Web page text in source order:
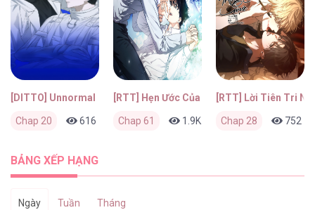
[DITTO] Unnormal
Chap 20 616 0 2 tuần trước
[RTT] Hẹn Ước Của KiWon
Chap 61 1.9K 1 1 tháng trước
[RTT] Lời Tiên Tri
Chap 28 752
BẢNG XẾP HẠNG
Ngày Tuần Tháng